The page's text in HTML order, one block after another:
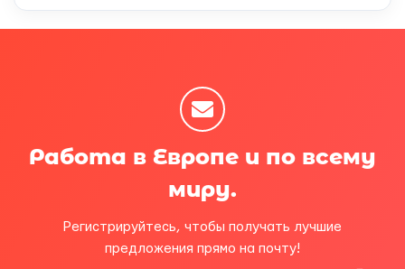
Работа в Европе и по всему
миру.
Регистрируйтесь, чтобы получать лучшие
предложения прямо на почту!